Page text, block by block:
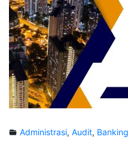
Administrasi, Audit, Banking